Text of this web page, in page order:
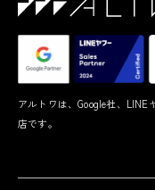
アルトワは、Google社、
店です。